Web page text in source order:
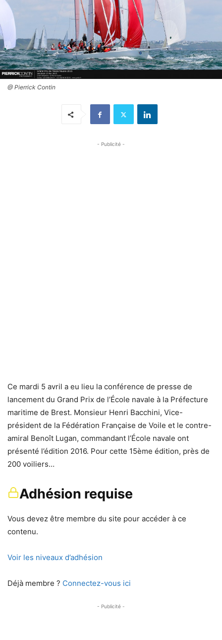
@ Pierrick Contin
- Publicité -
Ce mardi 5 avril a eu lieu la conférence de presse de
lancement du Grand Prix de l’École navale à la Préfecture
maritime de Brest. Monsieur Henri Bacchini, Vice-
président de la Fédération Française de Voile et le contre-
amiral Benoît Lugan, commandant l’École navale ont
présenté l’édition 2016. Pour cette 15ème édition, près de
200 voiliers…
Adhésion requise
Vous devez être membre du site pour accéder à ce
contenu.
Voir les niveaux d’adhésion
Déjà membre ? Connectez-vous ici
- Publicité -